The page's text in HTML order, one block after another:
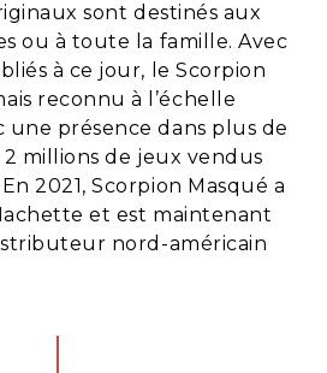
sont destinés aux
ou à toute la famille. Avec
à ce jour, le Scorpion
reconnu à l’échelle
présence dans plus de
millions de jeux vendus
2021, Scorpion Masqué a
et est maintenant
nord-américain